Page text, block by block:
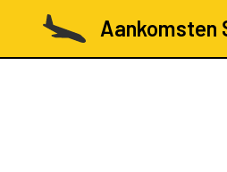
Aankomsten